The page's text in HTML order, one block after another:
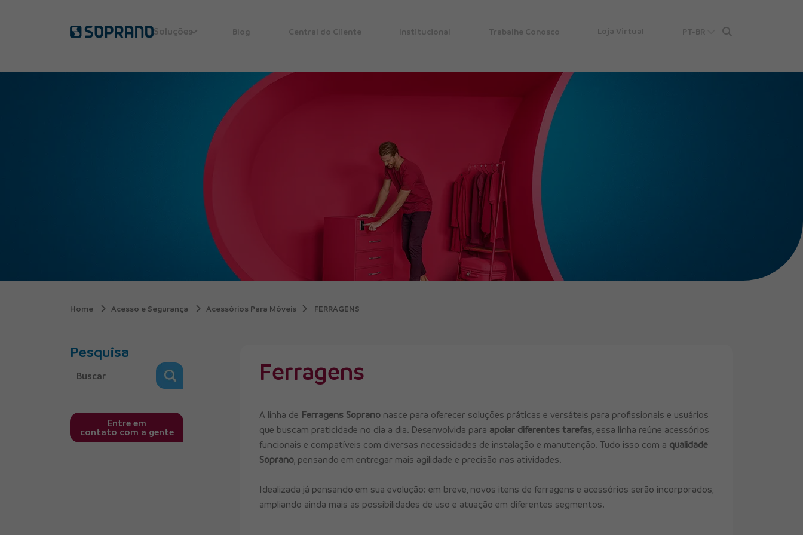
Soluções Blog Central do Cliente Institucional Trabalhe Conosco Loja Virtual PT-BR
Home Acesso e Segurança Acessórios Para Móveis FERRAGENS
Pesquisa
Entre em
contato com a gente
Ferragens
A linha de Ferragens Soprano nasce para oferecer soluções práticas e versáteis para profissionais e usuários
que buscam praticidade no dia a dia. Desenvolvida para apoiar diferentes tarefas, essa linha reúne acessórios
funcionais e compatíveis com diversas necessidades de instalação e manutenção. Tudo isso com a qualidade
Soprano, pensando em entregar mais agilidade e precisão nas atividades.
Idealizada já pensando em sua evolução: em breve, novos itens de ferragens e acessórios serão incorporados,
ampliando ainda mais as possibilidades de uso e atuação em diferentes segmentos.